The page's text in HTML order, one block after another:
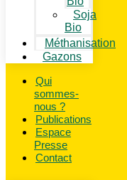
Soja
Bio
Méthanisation
Gazons
Qui
sommes-
nous ?
Publications
Espace
Presse
Contact